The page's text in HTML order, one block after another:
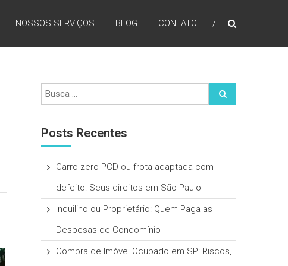
NOSSOS SERVIÇOS BLOG CONTATO
Posts Recentes
Carro zero PCD ou frota adaptada com
defeito: Seus direitos em São Paulo
Inquilino ou Proprietário: Quem Paga as
Despesas de Condomínio
Compra de Imóvel Ocupado em SP: Riscos,